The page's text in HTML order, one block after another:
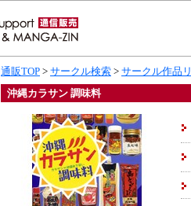
通販TOP > サークル検索 > サークル作品
沖縄カラサン 調味料